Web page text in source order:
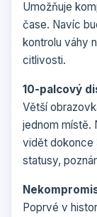
Umožňuje
čase. Navíc
kontrolu váhy
citlivosti.
10-palcový
Větší
jednom místě.
vidět dokonce
statusy,
Poprvé v